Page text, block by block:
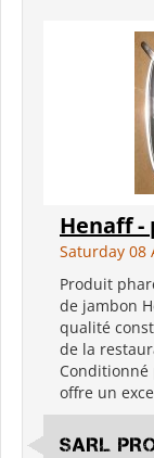
Henaff -
Saturday 08
Produit
de jambon
qualité
de la
Conditionné
offre un
SARL